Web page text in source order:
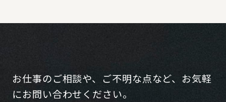
お仕事のご相談や、ご不明な点など、お気軽
にお問い合わせください。